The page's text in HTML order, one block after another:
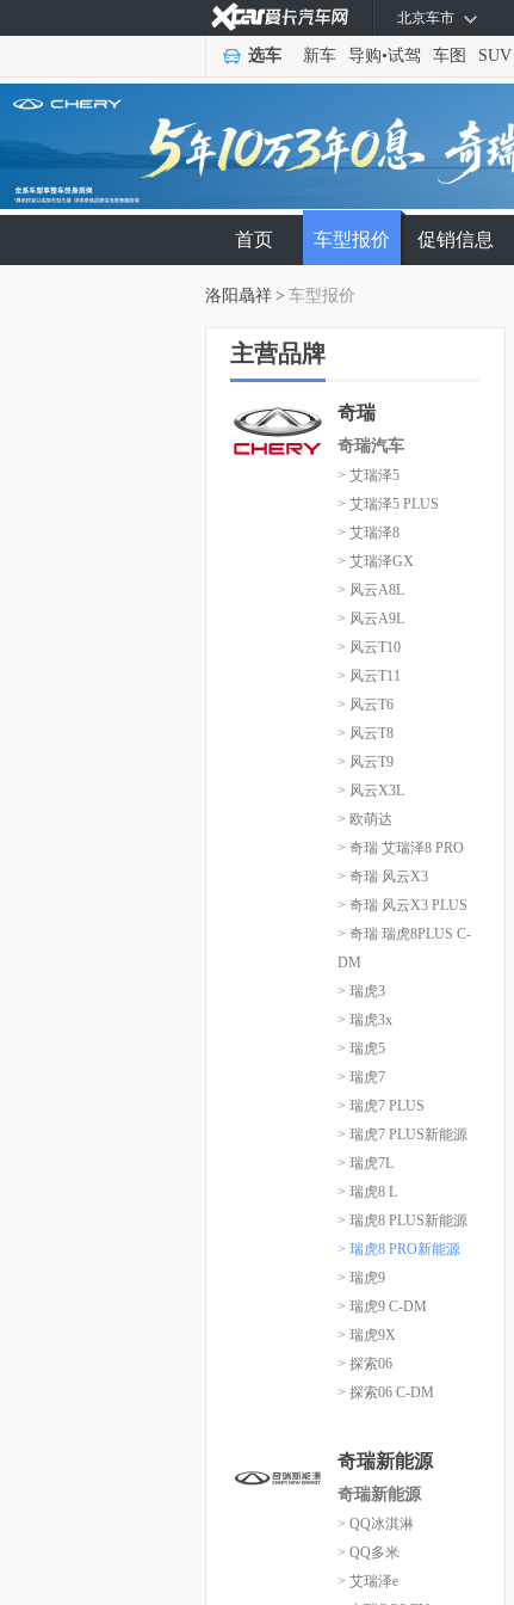
北京车市
选车 新车 导购•试驾 车图 SUV
首页 车型报价 促销信息
洛阳骉祥 > 车型报价
主营品牌
奇瑞
奇瑞汽车
> 艾瑞泽5
> 艾瑞泽5 PLUS
> 艾瑞泽8
> 艾瑞泽GX
> 风云A8L
> 风云A9L
> 风云T10
> 风云T11
> 风云T6
> 风云T8
> 风云T9
> 风云X3L
> 欧萌达
> 奇瑞 艾瑞泽8 PRO
> 奇瑞 风云X3
> 奇瑞 风云X3 PLUS
> 奇瑞 瑞虎8PLUS C-
DM
> 瑞虎3
> 瑞虎3x
> 瑞虎5
> 瑞虎7
> 瑞虎7 PLUS
> 瑞虎7 PLUS新能源
> 瑞虎7L
> 瑞虎8 L
> 瑞虎8 PLUS新能源
> 瑞虎8 PRO新能源
> 瑞虎9
> 瑞虎9 C-DM
> 瑞虎9X
> 探索06
> 探索06 C-DM
奇瑞新能源
奇瑞新能源
> QQ冰淇淋
> QQ多米
> 艾瑞泽e